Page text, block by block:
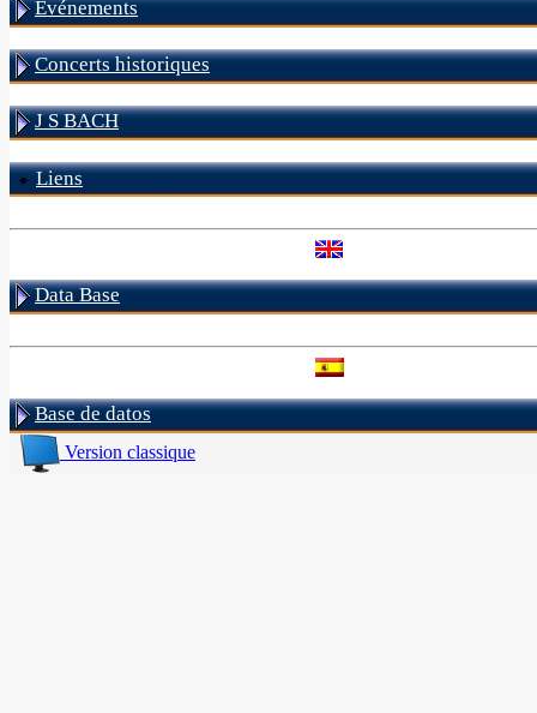
Evénements
Concerts historiques
J S BACH
Liens
Data Base
Base de datos
Version classique